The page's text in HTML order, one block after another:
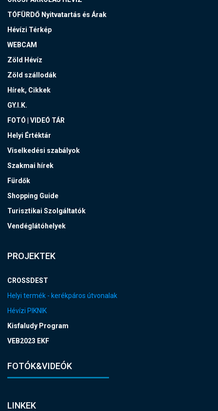
TÓFÜRDŐ Nyitvatartás és Árak
Hévízi Térkép
WEBCAM
Zöld Hévíz
Zöld szállodák
Hírek, Cikkek
GY.I.K.
FOTÓ | VIDEÓ TÁR
Helyi Értéktár
Viselkedési szabályok
Szakmai hírek
Fürdők
Shopping Guide
Turisztikai Szolgáltatók
Vendéglátóhelyek
PROJEKTEK
CROSSDEST
Helyi termék - kerékpáros útvonalak
Hévízi PIKNIK
Kisfaludy Program
VEB2023 EKF
FOTÓK&VIDEÓK
LINKEK